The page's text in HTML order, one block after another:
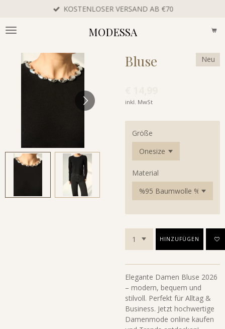
springen
MODESSA
KOSTENLOSER VERSAND AB €70
Bluse Neu
inkl. MwSt
Größe
Material
HINZUFÜGEN
Elegante Damen Bluse 2026
– modern, bequem und
stilvoll. Perfekt für Alltag &
Business. Jetzt hochwertige
Damenmode online kaufen